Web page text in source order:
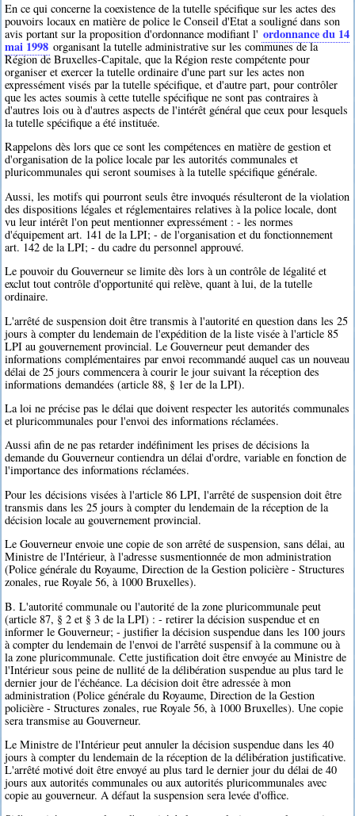
En ce qui concerne la coexistence de la tutelle spécifique sur les actes des
pouvoirs locaux en matière de police le Conseil d'Etat a souligné dans son
avis portant sur la proposition d'ordonnance modifiant l' ordonnance du 14
mai 1998 organisant la tutelle administrative sur les communes de la
Région de Bruxelles-Capitale, que la Région reste compétente pour
organiser et exercer la tutelle ordinaire d'une part sur les actes non
expressément visés par la tutelle spécifique, et d'autre part, pour contrôler
que les actes soumis à cette tutelle spécifique ne sont pas contraires à
d'autres lois ou à d'autres aspects de l'intérêt général que ceux pour lesquels
la tutelle spécifique a été instituée.
Rappelons dès lors que ce sont les compétences en matière de gestion et
d'organisation de la police locale par les autorités communales et
pluricommunales qui seront soumises à la tutelle spécifique générale.
Aussi, les motifs qui pourront seuls être invoqués résulteront de la violation
des dispositions légales et réglementaires relatives à la police locale, dont
vu leur intérêt l'on peut mentionner expressément : - les normes
d'équipement art. 141 de la LPI; - de l'organisation et du fonctionnement
art. 142 de la LPI; - du cadre du personnel approuvé.
Le pouvoir du Gouverneur se limite dès lors à un contrôle de légalité et
exclut tout contrôle d'opportunité qui relève, quant à lui, de la tutelle
ordinaire.
L'arrêté de suspension doit être transmis à l'autorité en question dans les 25
jours à compter du lendemain de l'expédition de la liste visée à l'article 85
LPI au gouvernement provincial. Le Gouverneur peut demander des
informations complémentaires par envoi recommandé auquel cas un nouveau
délai de 25 jours commencera à courir le jour suivant la réception des
informations demandées (article 88, § 1er de la LPI).
La loi ne précise pas le délai que doivent respecter les autorités communales
et pluricommunales pour l'envoi des informations réclamées.
Aussi afin de ne pas retarder indéfiniment les prises de décisions la
demande du Gouverneur contiendra un délai d'ordre, variable en fonction de
l'importance des informations réclamées.
Pour les décisions visées à l'article 86 LPI, l'arrêté de suspension doit être
transmis dans les 25 jours à compter du lendemain de la réception de la
décision locale au gouvernement provincial.
Le Gouverneur envoie une copie de son arrêté de suspension, sans délai, au
Ministre de l'Intérieur, à l'adresse susmentionnée de mon administration
(Police générale du Royaume, Direction de la Gestion policière - Structures
zonales, rue Royale 56, à 1000 Bruxelles).
B. L'autorité communale ou l'autorité de la zone pluricommunale peut
(article 87, § 2 et § 3 de la LPI) : - retirer la décision suspendue et en
informer le Gouverneur; - justifier la décision suspendue dans les 100 jours
à compter du lendemain de l'envoi de l'arrêté suspensif à la commune ou à
la zone pluricommunale. Cette justification doit être envoyée au Ministre de
l'Intérieur sous peine de nullité de la délibération suspendue au plus tard le
dernier jour de l'échéance. La décision doit être adressée à mon
administration (Police générale du Royaume, Direction de la Gestion
policière - Structures zonales, rue Royale 56, à 1000 Bruxelles). Une copie
sera transmise au Gouverneur.
Le Ministre de l'Intérieur peut annuler la décision suspendue dans les 40
jours à compter du lendemain de la réception de la délibération justificative.
L'arrêté motivé doit être envoyé au plus tard le dernier jour du délai de 40
jours aux autorités communales ou aux autorités pluricommunales avec
copie au gouverneur. A défaut la suspension sera levée d'office.